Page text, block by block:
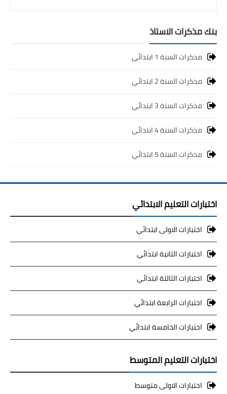
بنك مذكرات الاستاذ
مذكرات السنة 1 ابتدائي
مذكرات السنة 2 ابتدائي
مذكرات السنة 3 ابتدائي
مذكرات السنة 4 ابتدائي
مذكرات السنة 5 ابتدائي
اختبارات التعليم الابتدائي
اختبارات الاولى ابتدائي
اختبارات الثانية ابتدائي
اختبارات الثالثة ابتدائي
اختبارات الرابعة ابتدائي
اختبارات الخامسة ابتدائي
اختبارات التعليم المتوسط
اختبارات الاولى متوسط